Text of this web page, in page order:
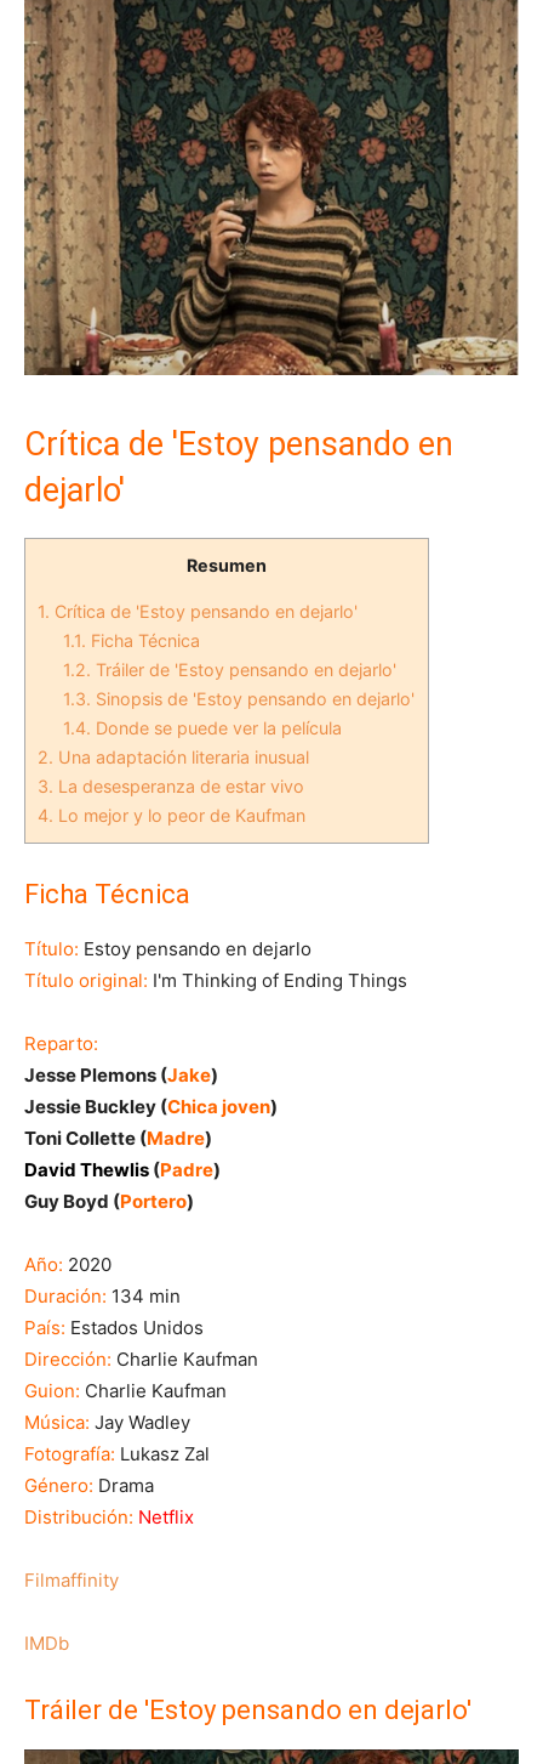
Crítica de 'Estoy pensando en
dejarlo'
Resumen
1. Crítica de 'Estoy pensando en dejarlo'
1.1. Ficha Técnica
1.2. Tráiler de 'Estoy pensando en dejarlo'
1.3. Sinopsis de 'Estoy pensando en dejarlo'
1.4. Donde se puede ver la película
2. Una adaptación literaria inusual
3. La desesperanza de estar vivo
4. Lo mejor y lo peor de Kaufman
Ficha Técnica
Título: Estoy pensando en dejarlo
Título original: I'm Thinking of Ending Things
Reparto:
Jesse Plemons (Jake)
Jessie Buckley (Chica joven)
Toni Collette (Madre)
David Thewlis (Padre)
Guy Boyd (Portero)
Año: 2020
Duración: 134 min
País: Estados Unidos
Dirección: Charlie Kaufman
Guion: Charlie Kaufman
Música: Jay Wadley
Fotografía: Lukasz Zal
Género: Drama
Distribución: Netflix
Filmaffinity
IMDb
Tráiler de 'Estoy pensando en dejarlo'